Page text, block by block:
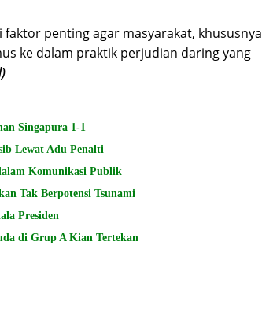
penting agar masyarakat, khususnya
ke dalam praktik perjudian daring yang
Singapura 1-1
Lewat Adu Penalti
Komunikasi Publik
Tak Berpotensi Tsunami
Presiden
di Grup A Kian Tertekan